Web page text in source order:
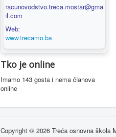
racunovodstvo.treca.mostar@gma
il.com
Web:
www.trecamo.ba
Tko je online
Imamo 143 gosta i nema članova
online
Copyright © 2026 Treća osnovna škola